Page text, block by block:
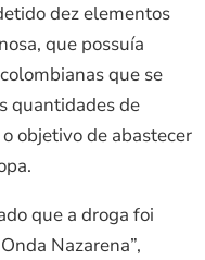
dez elementos
que possuía
que se
quantidades de
objetivo de abastecer
que a droga foi
Nazarena”,